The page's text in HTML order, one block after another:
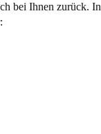
bei Ihnen zurück. In